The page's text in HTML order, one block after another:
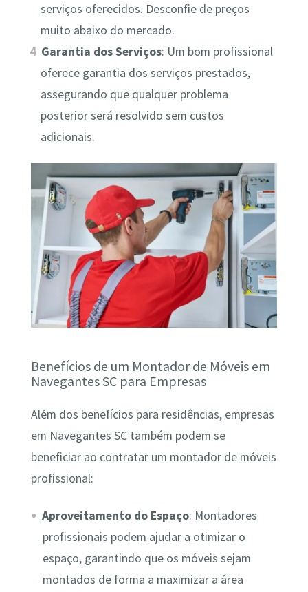
serviços oferecidos. Desconfie de preços
muito abaixo do mercado.
Garantia dos Serviços: Um bom profissional
oferece garantia dos serviços prestados,
assegurando que qualquer problema
posterior será resolvido sem custos
adicionais.
Benefícios de um Montador de Móveis em
Navegantes SC para Empresas
Além dos benefícios para residências, empresas
em Navegantes SC também podem se
beneficiar ao contratar um montador de móveis
profissional:
Aproveitamento do Espaço: Montadores
profissionais podem ajudar a otimizar o
espaço, garantindo que os móveis sejam
montados de forma a maximizar a área